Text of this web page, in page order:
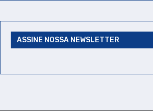
ASSINE NOSSA NEWSLETTER